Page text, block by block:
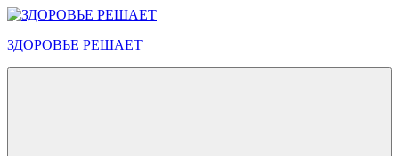
Перейти
содержимому
ЗДОРОВЬЕ РЕШАЕТ